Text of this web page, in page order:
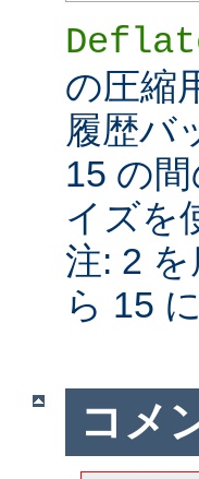
の圧縮
履歴バ
15 の
イズを
注: 2
ら 15
コメ